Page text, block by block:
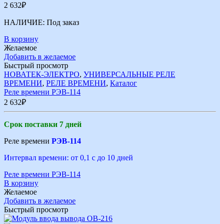
2 632₽
НАЛИЧИЕ: Под заказ
В корзину
Желаемое
Добавить в желаемое
Быстрый просмотр
НОВАТЕК-ЭЛЕКТРО, УНИВЕРСАЛЬНЫЕ РЕЛЕ
ВРЕМЕНИ, РЕЛЕ ВРЕМЕНИ, Каталог
Реле времени РЭВ-114
2 632₽
Срок поставки 7 дней
Реле времени РЭВ-114
Интервал времени: от 0,1 с до 10 дней
Реле времени РЭВ-114
В корзину
Желаемое
Добавить в желаемое
Быстрый просмотр